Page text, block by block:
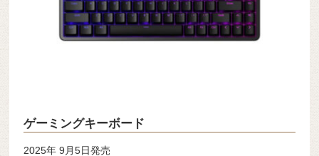
ゲーミングキーボード
2025年 9月5日発売